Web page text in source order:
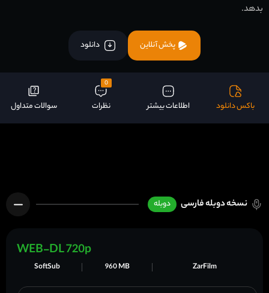
بدهد.
پخش آنلاین دانلود
باکس دانلود اطلاعات بیشتر
0
نظرات سوالات متداول
نسخه دوبله فارسی دوبله
ZarFilm
960 MB
SoftSub
WEB-DL 720p